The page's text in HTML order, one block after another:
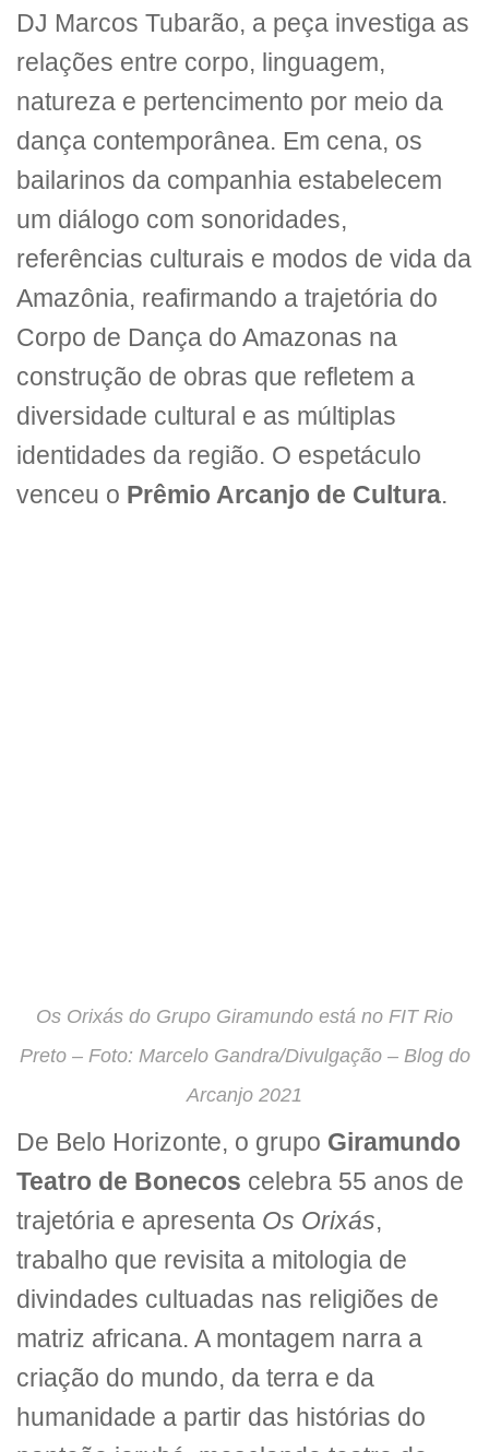
DJ Marcos Tubarão, a peça investiga as
relações entre corpo, linguagem,
natureza e pertencimento por meio da
dança contemporânea. Em cena, os
bailarinos da companhia estabelecem
um diálogo com sonoridades,
referências culturais e modos de vida da
Amazônia, reafirmando a trajetória do
Corpo de Dança do Amazonas na
construção de obras que refletem a
diversidade cultural e as múltiplas
identidades da região. O espetáculo
venceu o Prêmio Arcanjo de Cultura.
Os Orixás do Grupo Giramundo está no FIT Rio
Preto – Foto: Marcelo Gandra/Divulgação – Blog do
Arcanjo 2021
De Belo Horizonte, o grupo Giramundo
Teatro de Bonecos celebra 55 anos de
trajetória e apresenta Os Orixás,
trabalho que revisita a mitologia de
divindades cultuadas nas religiões de
matriz africana. A montagem narra a
criação do mundo, da terra e da
humanidade a partir das histórias do